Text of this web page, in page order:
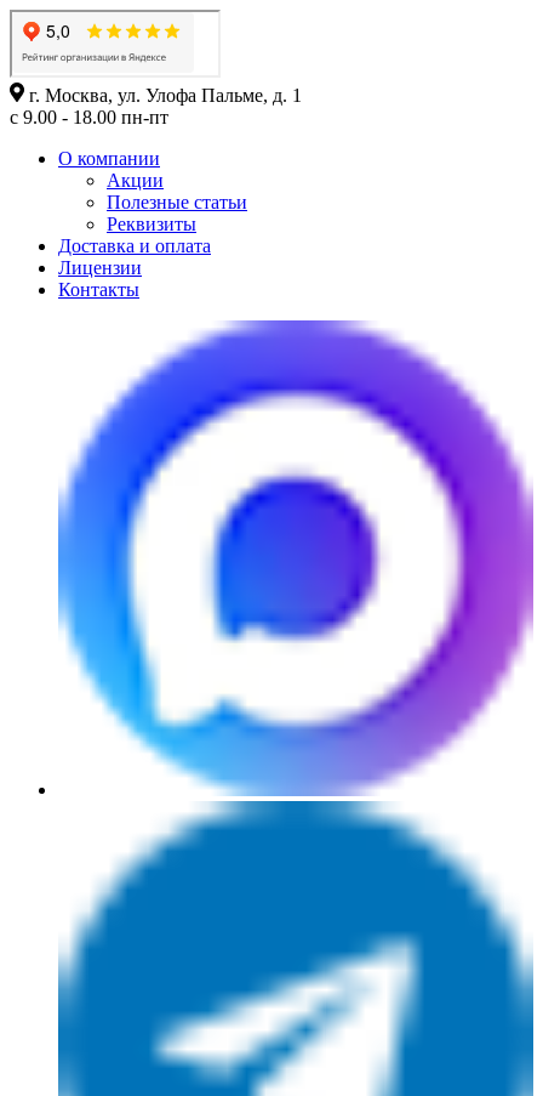
г. Москва, ул. Улофа Пальме, д. 1
с 9.00 - 18.00 пн-пт
О компании
Акции
Полезные статьи
Реквизиты
Доставка и оплата
Лицензии
Контакты